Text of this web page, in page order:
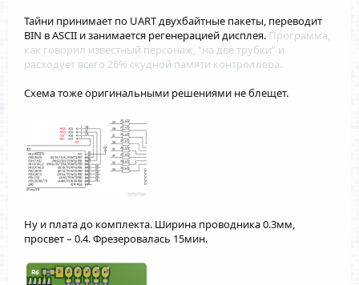
Тайни принимает по UART двухбайтные пакеты, переводит
BIN в ASCII и занимается регенерацией дисплея. Программа,
как говорил известный персонаж, “на две трубки” и
расходует всего 26% скудной памяти контроллера.
Схема тоже оригинальными решениями не блещет.
Ну и плата до комплекта. Ширина проводника 0.3мм,
просвет – 0.4. Фрезеровалась 15мин.